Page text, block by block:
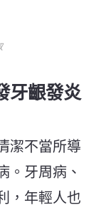
牙齦發炎
潔不當所導
。牙周病、
，年輕人也